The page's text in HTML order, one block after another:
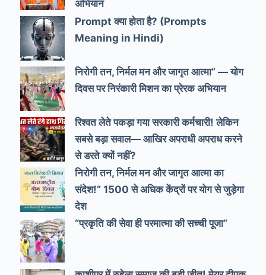
अभियान
Prompt क्या होता है? (Prompts
Meaning in Hindi)
निरोगी तन, निर्मल मन और जागृत आत्मा” — योग
दिवस पर निरंकारी मिशन का प्रेरक अभियान
रिश्वत लेते पकड़ा गया सरकारी कर्मचारी! लेकिन
सबसे बड़ा सवाल— आखिर अपराधी अपराध करने
से डरते क्यों नहीं?
निरोगी तन, निर्मल मन और जागृत आत्मा का
संदेश!” 1500 से अधिक केंद्रों पर योग से जुड़ेगा
देश
“प्रकृति की सेवा ही परमात्मा की सच्ची पूजा”